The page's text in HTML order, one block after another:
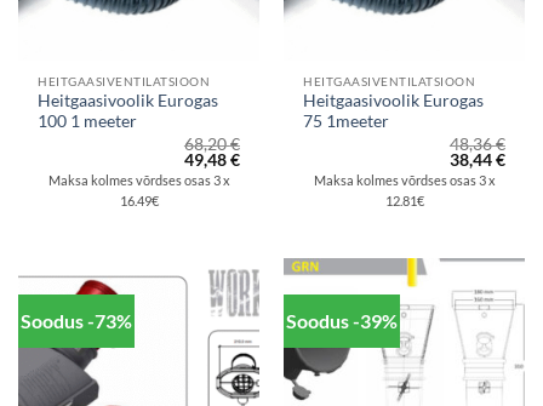
HEITGAASIVENTILATSIOON
Heitgaasivoolik Eurogas
100 1 meeter
68,20€
Algne
hind
oli:
49,48€Praegune
Maksa kolmes võrdses osas 3 x
16.49€
HEITGAASIVENTILATSIOON
Heitgaasivoolik Eurogas
75 1meeter
48,36€
Algne
hind
oli:
38,44€
Maksa kolmes võrdses osas 3 x
12.81€
Soodus -73% Soodus -39%